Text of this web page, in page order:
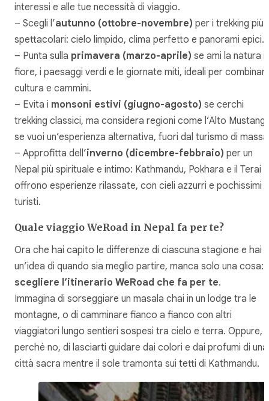
interessi e alle tue necessità di viaggio.
– Scegli l’autunno (ottobre-novembre) per i trekking più
spettacolari: cielo limpido, clima perfetto e panorami epici.
– Punta sulla primavera (marzo-aprile) se ami la natura
fiore, i paesaggi verdi e le giornate miti, ideali per
cultura e cammini.
– Evita i monsoni estivi (giugno-agosto) se cerchi
trekking classici, ma considera regioni come l’Alto Mustang
se vuoi un’esperienza alternativa, fuori dal turismo di
– Approfitta dell’inverno (dicembre-febbraio) per un
Nepal più spirituale e intimo: Kathmandu, Pokhara e il Terai
offrono esperienze rilassate, con cieli azzurri e pochissimi
turisti.
Quale viaggio WeRoad in Nepal fa per te?
Ora che hai capito le differenze di ciascuna stagione e hai
un’idea di quando sia meglio partire, manca solo una cosa:
scegliere l’itinerario WeRoad che fa per te.
Immagina di sorseggiare un masala chai in un lodge tra le
montagne, o di camminare fianco a fianco con altri
viaggiatori lungo sentieri sospesi tra cielo e terra. Oppure,
perché no, di lasciarti guidare dai colori e dai profumi di una
città sacra mentre il sole tramonta sui tetti di Kathmandu.